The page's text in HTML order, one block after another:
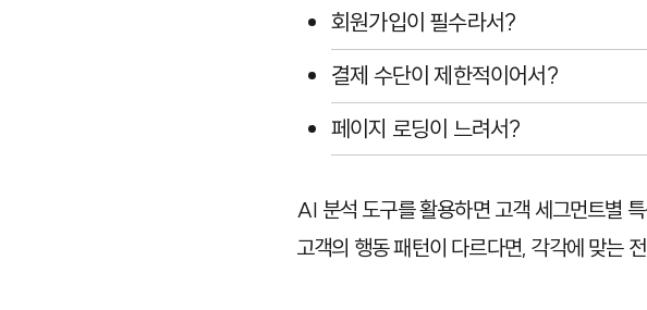
회원가입이 필수라서?
결제 수단이 제한적이어서?
페이지 로딩이 느려서?
AI 분석 도구를 활용하면 고객 세그먼트별
고객의 행동 패턴이 다르다면, 각각에 맞는